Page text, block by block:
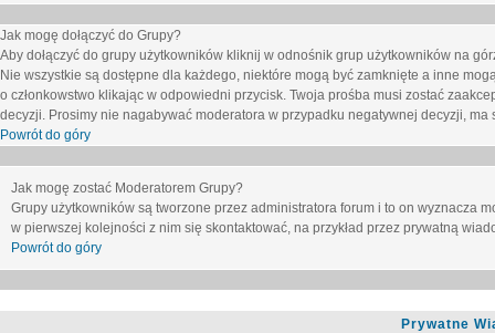
Jak mogę dołączyć do Grupy?
Aby dołączyć do grupy użytkowników kliknij w odnośnik grup użytkowników na
Nie wszystkie są dostępne dla każdego, niektóre mogą być zamknięte a inne
o członkowstwo klikając w odpowiedni przycisk. Twoja prośba musi zostać
decyzji. Prosimy nie nagabywać moderatora w przypadku negatywnej decyzji, ma
Powrót do góry
Jak mogę zostać Moderatorem Grupy?
Grupy użytkowników są tworzone przez administratora forum i to on wyznacza
w pierwszej kolejności z nim się skontaktować, na przykład przez prywatną
Powrót do góry
Prywatne